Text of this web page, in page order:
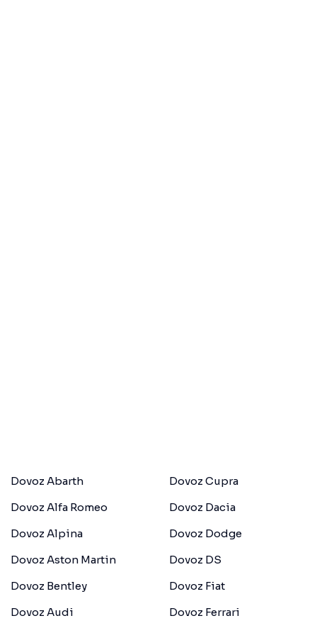
Dovoz Abarth
Dovoz Alfa Romeo
Dovoz Alpina
Dovoz Aston Martin
Dovoz Bentley
Dovoz Audi
Dovoz Cupra
Dovoz Dacia
Dovoz Dodge
Dovoz DS
Dovoz Fiat
Dovoz Ferrari